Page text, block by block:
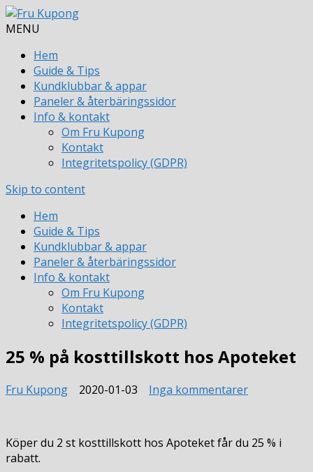
MENU
Hem
Guide & Tips
Kundklubbar & appar
Paneler & återbäringssidor
Info & kontakt
Om Fru Kupong
Kontakt
Integritetspolicy (GDPR)
Skip to content
Hem
Guide & Tips
Kundklubbar & appar
Paneler & återbäringssidor
Info & kontakt
Om Fru Kupong
Kontakt
Integritetspolicy (GDPR)
25 % på kosttillskott hos Apoteket
Fru Kupong 2020-01-03 Inga kommentarertill
på
kosttillskott
Köper du 2 st kosttillskott hos Apoteket får du 25 % i
rabatt.